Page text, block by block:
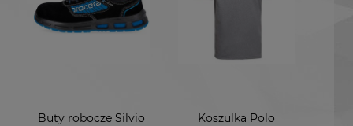
Buty robocze Silvio
Koszulka Polo